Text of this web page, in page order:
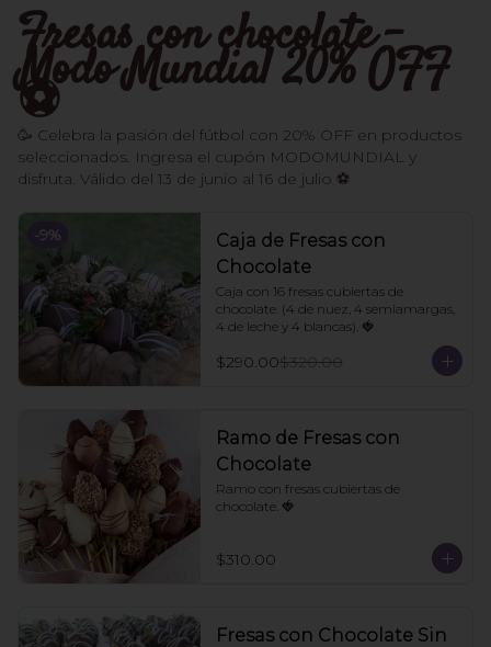
Fresas con chocolate -
Modo Mundial 20% OFF
⚽️
🥳 Celebra la pasión del fútbol con 20% OFF en productos
seleccionados. Ingresa el cupón MODOMUNDIAL y
disfruta. Válido del 13 de junio al 16 de julio ⚽
-9%
Caja de Fresas con
Chocolate
Caja con 16 fresas cubiertas de
chocolate. (4 de nuez, 4 semiamargas,
4 de leche y 4 blancas). 🍓
$290.00$320.00
Ramo de Fresas con
Chocolate
Ramo con fresas cubiertas de
chocolate. 🍓
$310.00
Fresas con Chocolate Sin